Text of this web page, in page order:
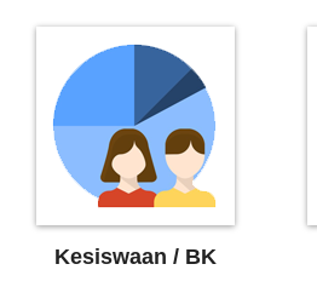
Kesiswaan / BK